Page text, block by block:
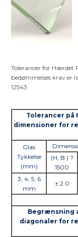
Tolerancer for Hærdet
bedømmelses krav er
12543
Tolerancer på
dimensioner for
Glas
Tykkelse
(mm)
(H, B ) ?
1500
3, 4, 5, 6
mm
± 2.0
Begrænsning
diagonaler for